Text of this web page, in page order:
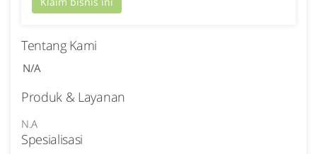
Tentang Kami
N/A
Produk & Layanan
N.A
Spesialisasi